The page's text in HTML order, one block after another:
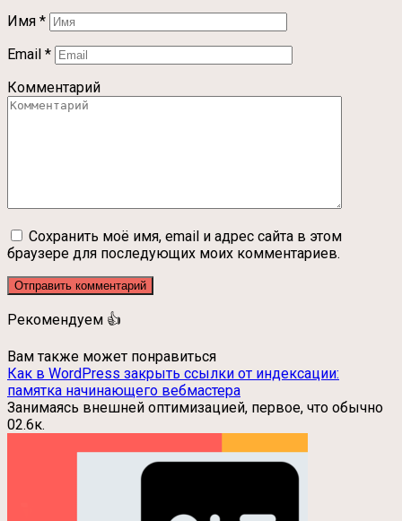
Имя *
Email *
Комментарий
Сохранить моё имя, email и адрес сайта в этом
браузере для последующих моих комментариев.
Рекомендуем 👍
Вам также может понравиться
Как в WordPress закрыть ссылки от индексации:
памятка начинающего вебмастера
Занимаясь внешней оптимизацией, первое, что обычно
02.6к.